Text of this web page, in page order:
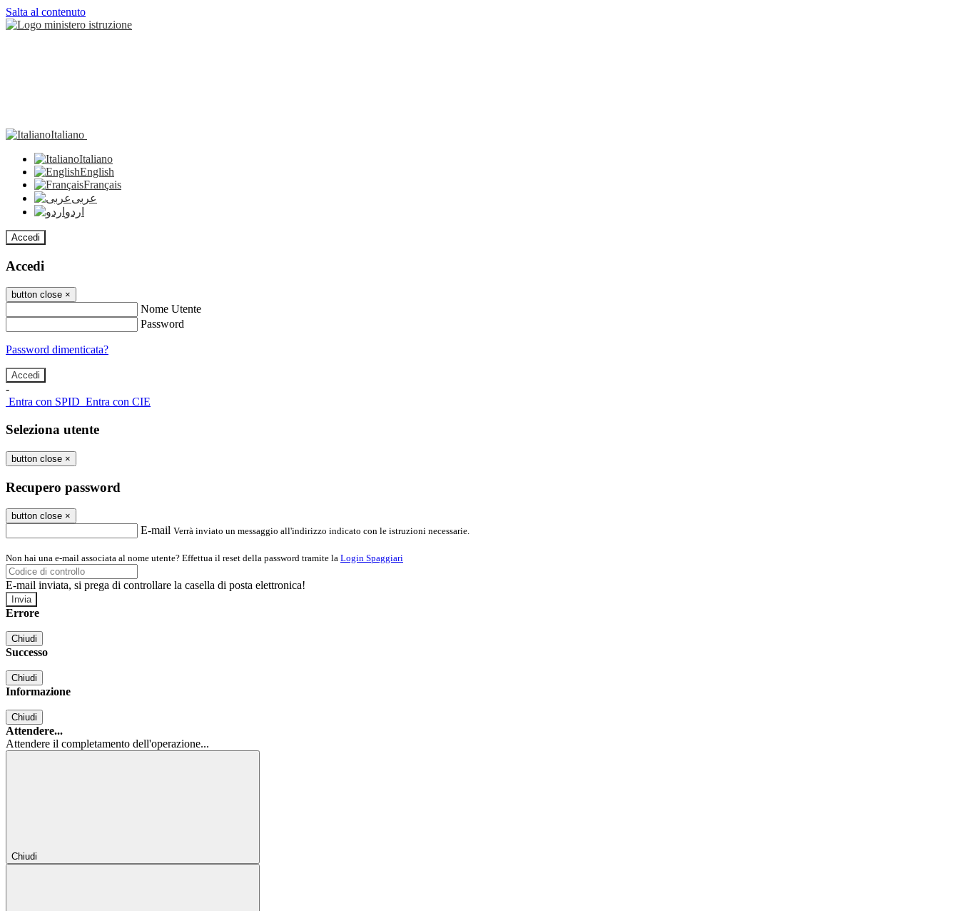
Salta al contenuto
Italiano
Italiano
English
Français
عربى
اردو
Accedi
Accedi
button close ×
Nome Utente
Password
Password dimenticata?
-
Entra con SPID Entra con CIE
Seleziona utente
button close ×
Recupero password
button close ×
E-mail Verrà inviato un messaggio all'indirizzo indicato con le istruzioni necessarie.
Non hai una e-mail associata al nome utente? Effettua il reset della password tramite la Login Spaggiari
E-mail inviata, si prega di controllare la casella di posta elettronica!
Errore
Chiudi
Successo
Chiudi
Informazione
Chiudi
Attendere...
Attendere il completamento dell'operazione...
Chiudi